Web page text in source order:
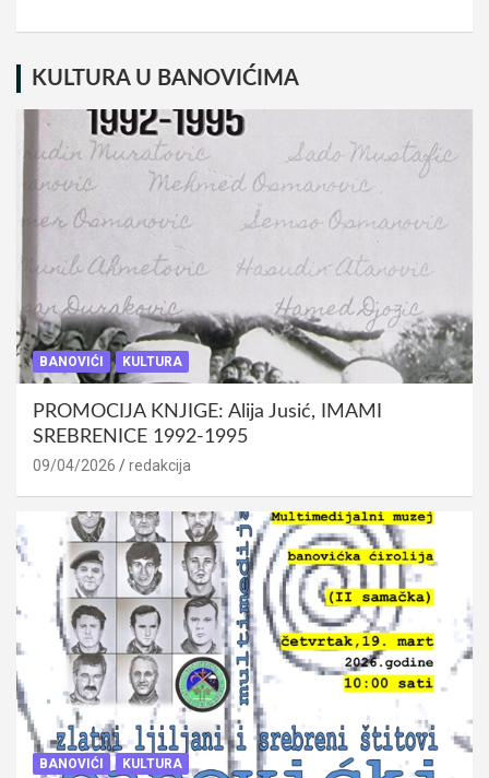
KULTURA U BANOVIĆIMA
BANOVIĆI KULTURA
PROMOCIJA KNJIGE: Alija Jusić, IMAMI
SREBRENICE 1992-1995
09/04/2026 redakcija
BANOVIĆI KULTURA